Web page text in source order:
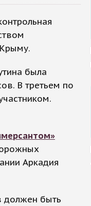
была
В третьем по
Аркадия
должен быть